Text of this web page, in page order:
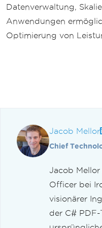
Datenverwaltung,
Anwendungen
Optimierung von
Jacob Mellor
Chief
Jacob
Officer bei
visionärer
der C#